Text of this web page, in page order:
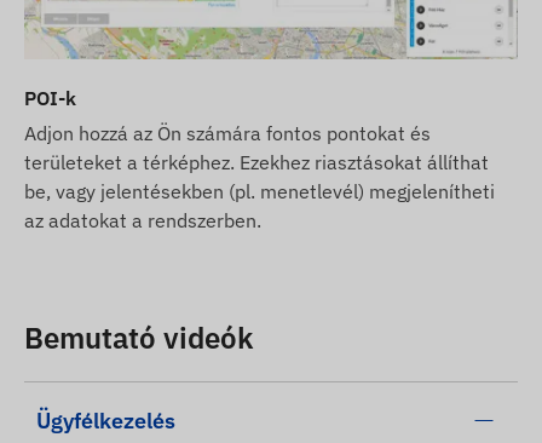
POI-k
Adjon hozzá az Ön számára fontos pontokat és
területeket a térképhez. Ezekhez riasztásokat állíthat
be, vagy jelentésekben (pl. menetlevél) megjelenítheti
az adatokat a rendszerben.
Bemutató videók
Ügyfélkezelés